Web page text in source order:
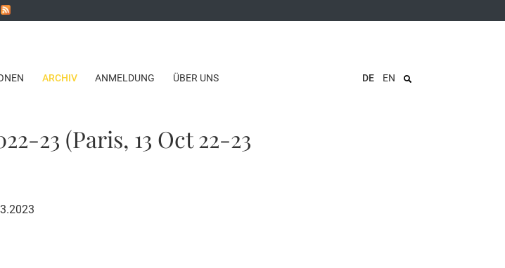
ARCHIV ANMELDUNG ÜBER UNS DE EN
23 (Paris, 13 Oct 22-23